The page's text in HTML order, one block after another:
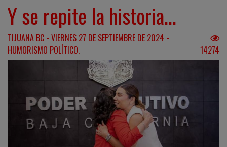
Y se repite la historia...
TIJUANA BC - VIERNES 27 DE SEPTIEMBRE DE 2024 -
HUMORISMO POLÍTICO.
14274